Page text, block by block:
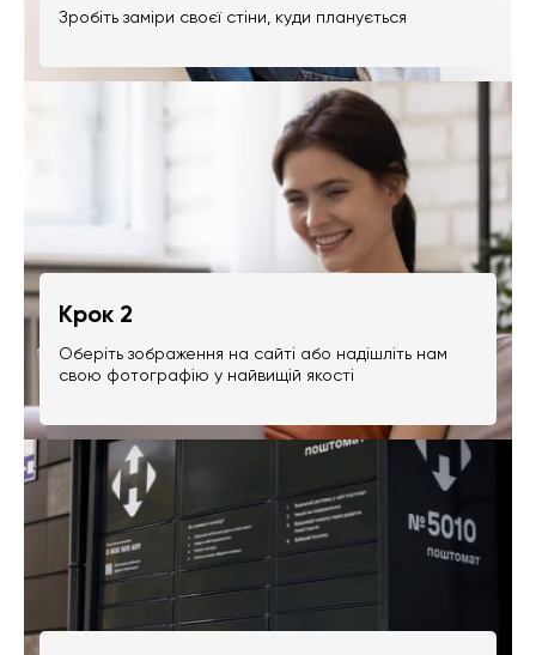
Зробіть заміри своєї стіни, куди планується
Крок 2
Оберіть зображення на сайті або надішліть нам
свою фотографію у найвищій якості